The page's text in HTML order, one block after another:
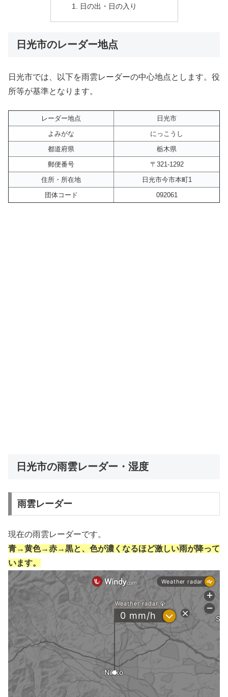
日の出・日の入り
日光市のレーダー地点
日光市では、以下を雨雲レーダーの中心地点とします。役
所等が基準となります。
レーダー地点
日光市
よみがな
にっこうし
都道府県
栃木県
郵便番号
〒321-1292
住所・所在地
日光市今市本町1
団体コード
092061
日光市の雨雲レーダー・湿度
雨雲レーダー
現在の雨雲レーダーです。
青→黄色→赤→黒と、色が濃くなるほど激しい雨が降って
います。